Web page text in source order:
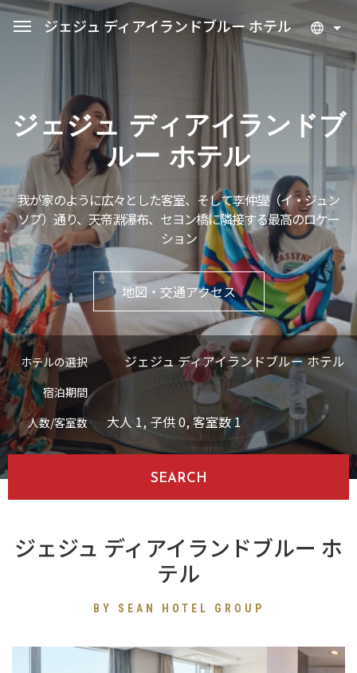
ジェジュ ディアイランドブルー ホテル
Sean Hotel Group 予約照会 ログイン
ジェジュ ディアイランドブルー ホテル
客室
施設
プロモーション
ジェジュ ディアイランドブ
ルー ホテル
我が家のように広々とした客室、そして李仲燮（イ・ジュン
ソプ）通り、天帝淵瀑布、セヨン橋に隣接する最高のロケー
ション
地図・交通アクセス
ホテルの選択 ジェジュ ディアイランドブルー ホテル
宿泊期間
人数/客室数
大人 1, 子供0, 客室数1
SEARCH
ジェジュ ディアイランドブルー ホ
テル
BY SEAN HOTEL GROUP